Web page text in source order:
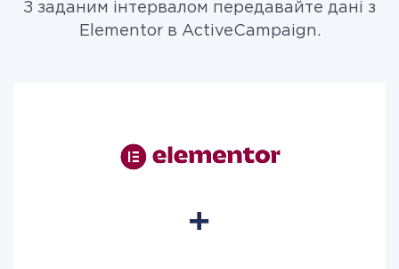
З заданим інтервалом передавайте дані з
Elementor в ActiveCampaign.